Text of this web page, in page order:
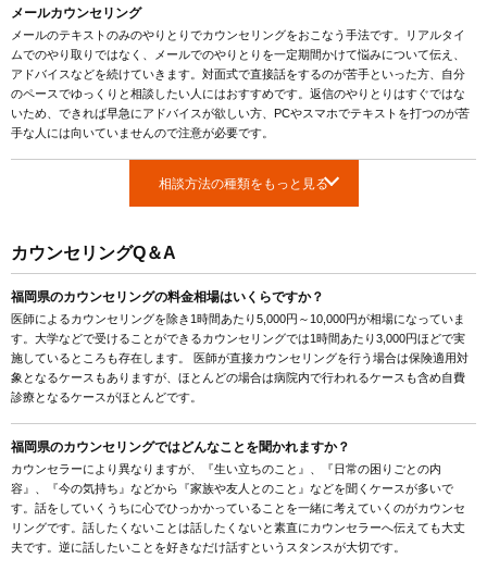
メールカウンセリング
メールのテキストのみのやりとりでカウンセリングをおこなう手法です。リアルタイ
ムでのやり取りではなく、メールでのやりとりを一定期間かけて悩みについて伝え、
アドバイスなどを続けていきます。対面式で直接話をするのが苦手といった方、自分
のペースでゆっくりと相談したい人にはおすすめです。返信のやりとりはすぐではな
いため、できれば早急にアドバイスが欲しい方、PCやスマホでテキストを打つのが苦
手な人には向いていませんので注意が必要です。
相談方法の種類をもっと見る
カウンセリングQ＆A
福岡県のカウンセリングの料金相場はいくらですか？
医師によるカウンセリングを除き1時間あたり5,000円～10,000円が相場になっていま
す。大学などで受けることができるカウンセリングでは1時間あたり3,000円ほどで実
施しているところも存在します。 医師が直接カウンセリングを行う場合は保険適用対
象となるケースもありますが、ほとんどの場合は病院内で行われるケースも含め自費
診療となるケースがほとんどです。
福岡県のカウンセリングではどんなことを聞かれますか？
カウンセラーにより異なりますが、『生い立ちのこと』、『日常の困りごとの内
容』、『今の気持ち』などから『家族や友人とのこと』などを聞くケースが多いで
す。話をしていくうちに心でひっかかっていることを一緒に考えていくのがカウンセ
リングです。話したくないことは話したくないと素直にカウンセラーへ伝えても大丈
夫です。逆に話したいことを好きなだけ話すというスタンスが大切です。